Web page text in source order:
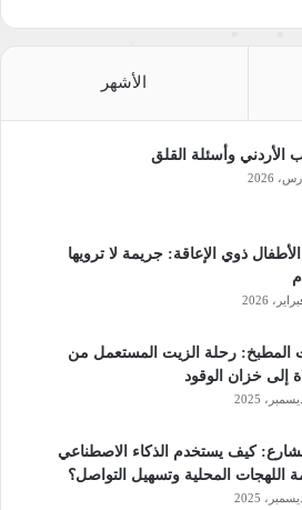
الأشهر
الأردني وأسئلة القلق
ذوي الإعاقة: جريمة لا ترويها
المطبخ: رحلة الزيت المستعمل من
إلى خزان الوقود
كيف يستخدم الذكاء الاصطناعي
اللهجات المحلية وتسهيل التواصل؟